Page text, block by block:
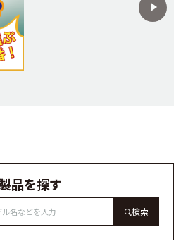
品を探す
検索